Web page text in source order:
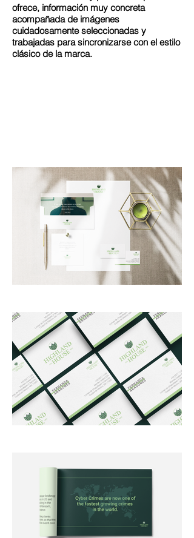
ofrece, información muy concreta
acompañada de imágenes
cuidadosamente seleccionadas y
trabajadas para sincronizarse con el estilo
clásico de la marca.